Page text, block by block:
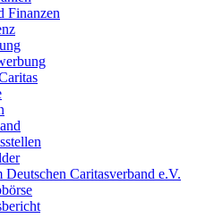
Finanzen
Deutschen Caritasverband e.V.